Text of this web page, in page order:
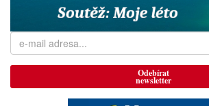
Odebírat
newsletter